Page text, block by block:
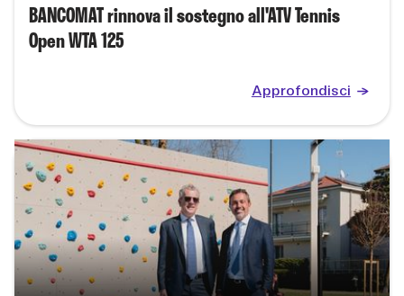
BANCOMAT rinnova il sostegno all'ATV Tennis
Open WTA 125
Approfondisci